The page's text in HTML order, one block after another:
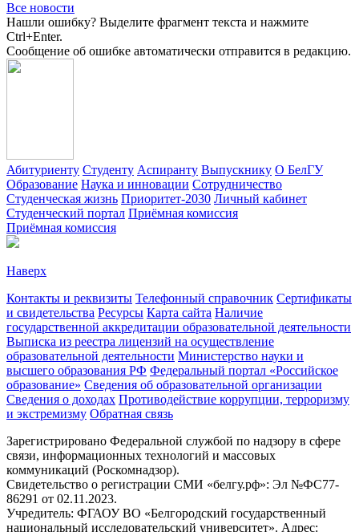
Все новости
Нашли ошибку? Выделите фрагмент текста и нажмите
Ctrl+Enter.
Сообщение об ошибке автоматически отправится в редакцию.
Абитуриенту Студенту Аспиранту Выпускнику О БелГУ
Образование Наука и инновации Сотрудничество
Студенческая жизнь Приоритет-2030 Личный кабинет
Студенческий портал Приёмная комиссия
Приёмная комиссия
Наверх
Контакты и реквизиты Телефонный справочник Сертификаты
и свидетельства Ресурсы Карта сайта Наличие
государственной аккредитации образовательной деятельности
Выписка из реестра лицензий на осуществление
образовательной деятельности Министерствo науки и
высшего образования РФ Федеральный портал «Российское
образование» Сведения об образовательной организации
Сведения о доходах Противодействие коррупции, терроризму
и экстремизму Обратная связь
Зарегистрировано Федеральной службой по надзору в сфере
связи, информационных технологий и массовых
коммуникаций (Роскомнадзор).
Свидетельство о регистрации СМИ «белгу.рф»: Эл №ФС77-
86291 от 02.11.2023.
Учредитель: ФГАОУ ВО «Белгородский государственный
национальный исследовательский университет». Адрес: